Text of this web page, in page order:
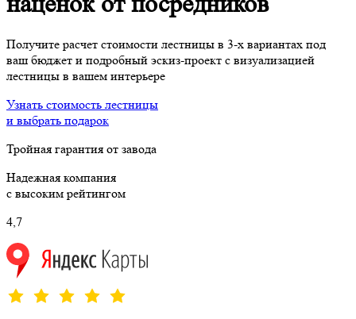
Получите расчет стоимости лестницы в 3-х вариантах под
ваш бюджет и подробный эскиз-проект с визуализацией
лестницы в вашем интерьере​
Узнать стоимость лестницы
и выбрать подарок
Тройная гарантия от завода
Надежная компания
с высоким рейтингом
4,7